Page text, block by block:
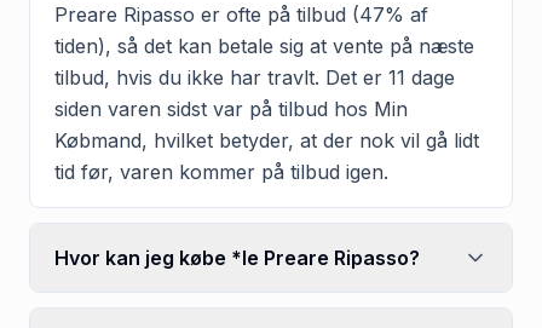
Preare Ripasso er ofte på tilbud (47% af
tiden), så det kan betale sig at vente på næste
tilbud, hvis du ikke har travlt. Det er 11 dage
siden varen sidst var på tilbud hos Min
Købmand, hvilket betyder, at der nok vil gå lidt
tid før, varen kommer på tilbud igen.
Hvor kan jeg købe *le Preare Ripasso?